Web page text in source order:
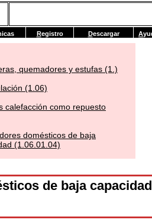
quemadores y estufas (1.)
(1.06)
calefacción como repuesto
domésticos de baja
(1.06.01.04)
de baja capacidad
Registro Descargar A